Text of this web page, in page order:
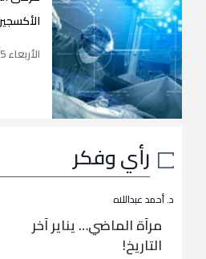
الأربعاء 5 أغسطس 2026 10:28:00
رأي وفكر
د. أحمد عبداللاه
مرآة الماضي… يناير آخر
التاريخ!